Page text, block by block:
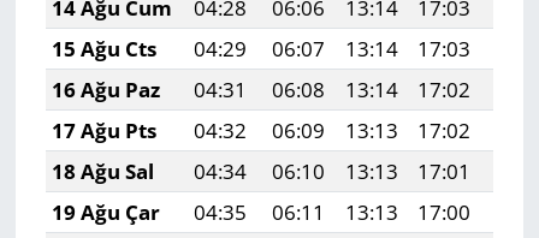
14 Ağu Cum
04:28 06:06 13:14 17:03
15 Ağu Cts
04:29 06:07 13:14 17:03
16 Ağu Paz
04:31 06:08 13:14 17:02
17 Ağu Pts
04:32 06:09 13:13 17:02
18 Ağu Sal
04:34 06:10 13:13 17:01
19 Ağu Çar
04:35 06:11 13:13 17:00